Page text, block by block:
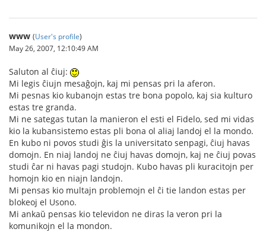
www (User's profile)
May 26, 2007, 12:10:49 AM
Saluton al ĉiuj:
Mi legis ĉiujn mesaĝojn, kaj mi pensas pri la aferon.
Mi pesnas kio kubanojn estas tre bona popolo, kaj sia kulturo
estas tre granda.
Mi ne sategas tutan la manieron el esti el Fidelo, sed mi vidas
kio la kubansistemo estas pli bona ol aliaj landoj el la mondo.
En kubo ni povos studi ĝis la universitato senpagi, ĉiuj havas
domojn. En niaj landoj ne ĉiuj havas domojn, kaj ne ĉiuj povas
studi ĉar ni havas pagi studojn. Kubo havas pli kuracitojn per
homojn kio en niajn landojn.
Mi pensas kio multajn problemojn el ĉi tie landon estas per
blokeoj el Usono.
Mi ankaŭ pensas kio televidon ne diras la veron pri la
komunikojn el la mondon.